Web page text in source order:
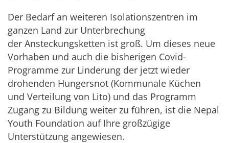
Der Bedarf an weiteren Isolationszentren im
ganzen Land zur Unterbrechung
der Ansteckungsketten ist groß. Um dieses neue
Vorhaben und auch die bisherigen Covid-
Programme zur Linderung der jetzt wieder
drohenden Hungersnot (Kommunale Küchen
und Verteilung von Lito) und das Programm
Zugang zu Bildung weiter zu führen, ist die Nepal
Youth Foundation auf Ihre großzügige
Unterstützung angewiesen.